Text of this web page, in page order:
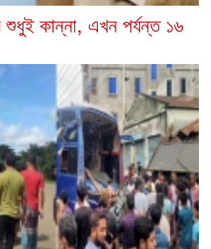
কান্না, এখন পর্যন্ত ১৬